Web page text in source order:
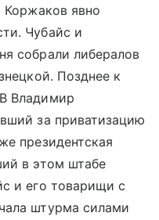
Коржаков явно
Чубайс и
собрали либералов
Позднее к
Владимир
за приватизацию
президентская
в этом штабе
и его товарищи с
штурма силами